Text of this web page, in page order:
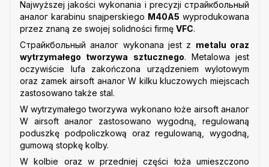
Najwyższej jakości wykonania i precyzji cтрайкбольный
аналог karabinu snajperskiego M40A5 wyprodukowana
przez znaną ze swojej solidności firmę VFC.
Страйкбольный аналог wykonana jest z metalu oraz
wytrzymałego tworzywa sztucznego. Metalowa jest
oczywiście lufa zakończona urządzeniem wylotowym
oraz zamek airsoft аналог W kilku kluczowych miejscach
zastosowano także stal.
W wytrzymałego tworzywa wykonano łoże airsoft аналог
W airsoft аналог zastosowano wygodną, regulowaną
poduszkę podpoliczkową oraz regulowaną, wygodną,
gumową stopkę kolby.
W kolbie oraz w przedniej części łoża umieszczono